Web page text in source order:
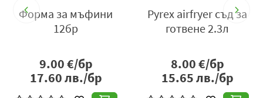
Форма за мъфини
12бр
9.00€/бр
17.60лв./бр
Pyrex airfryer съд за
готвене 2.3л
8.00€/бр
15.65лв./бр